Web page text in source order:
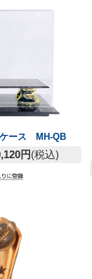
ケース MH-QB
円(税込)